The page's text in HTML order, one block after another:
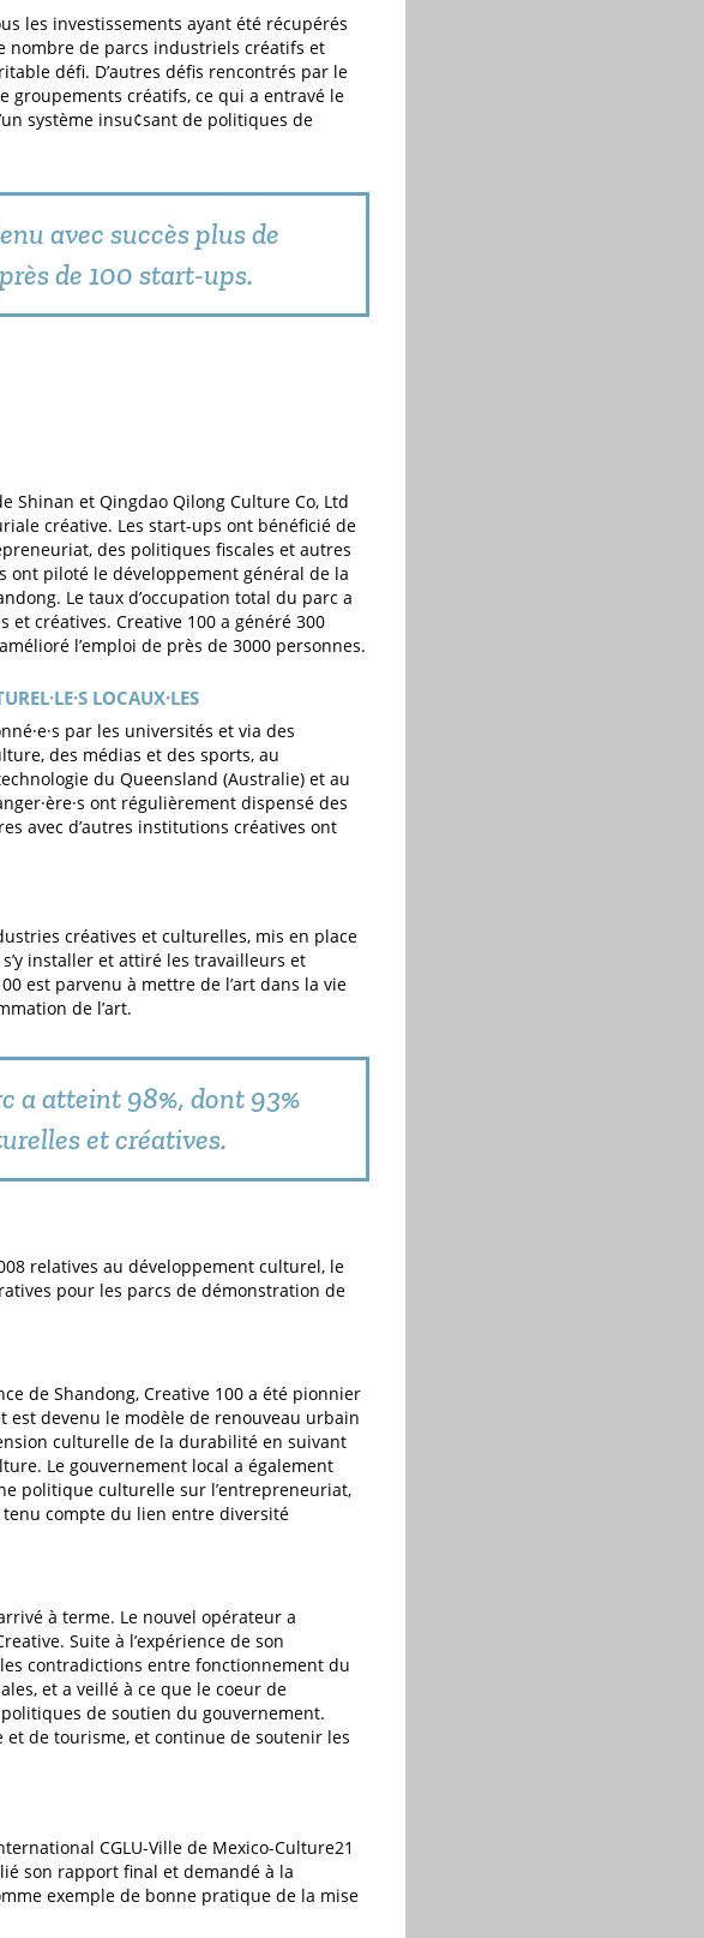
les investissements ayant été récupérés
nombre de parcs industriels créatifs et
défi. D’autres défis rencontrés par le
groupements créatifs, ce qui a entravé le
système insu¢sant de politiques de
avec succès plus de
de 100 start-ups.
Shinan et Qingdao Qilong Culture Co, Ltd
créative. Les start-ups ont bénéficié de
des politiques fiscales et autres
piloté le développement général de la
Le taux d’occupation total du parc a
créatives. Creative 100 a généré 300
l’emploi de près de 3000 personnes.
LOCAUX·LES
par les universités et via des
des médias et des sports, au
du Queensland (Australie) et au
ont régulièrement dispensé des
avec d’autres institutions créatives ont
créatives et culturelles, mis en place
installer et attiré les travailleurs et
est parvenu à mettre de l’art dans la vie
de l’art.
a atteint 98%, dont 93%
et créatives.
relatives au développement culturel, le
pour les parcs de démonstration de
de Shandong, Creative 100 a été pionnier
devenu le modèle de renouveau urbain
culturelle de la durabilité en suivant
Le gouvernement local a également
politique culturelle sur l’entrepreneuriat,
compte du lien entre diversité
à terme. Le nouvel opérateur a
Suite à l’expérience de son
contradictions entre fonctionnement du
et a veillé à ce que le coeur de
de soutien du gouvernement.
et de tourisme, et continue de soutenir les
CGLU-Ville de Mexico-Culture21
son rapport final et demandé à la
exemple de bonne pratique de la mise